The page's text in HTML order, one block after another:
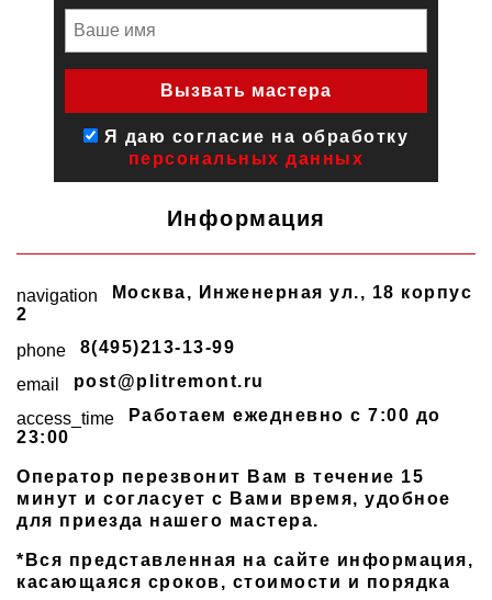
Я даю согласие на обработку
персональных данных
Информация
navigation Москва, Инженерная ул., 18 корпус
2
phone
8(495)213-13-99
email
post@plitremont.ru
access_time
Работаем ежедневно c 7:00 до
23:00
Оператор перезвонит Вам в течение 15
минут и согласует с Вами время, удобное
для приезда нашего мастера.
*Вся представленная на сайте информация,
касающаяся сроков, стоимости и порядка